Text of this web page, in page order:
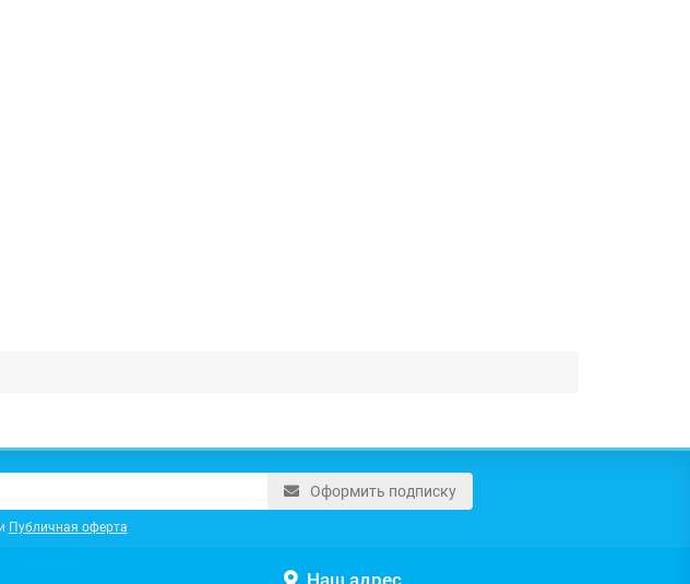
Оформить подписку
Публичная оферта
Наш адрес